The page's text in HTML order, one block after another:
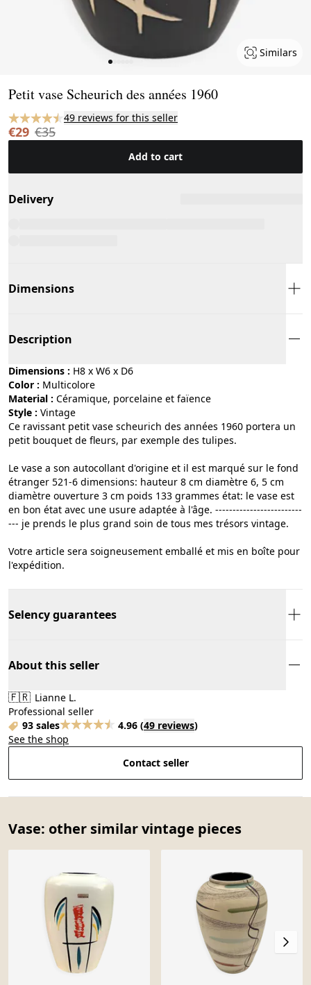
Similars
Petit vase Scheurich des années 1960
49 reviews for this seller
€29 €35
Add to cart
Delivery
Dimensions
Description
Dimensions : H8 x W6 x D6
Color :
multicolore
Material :
céramique, porcelaine et faïence
Style :
vintage
Ce ravissant petit vase scheurich des années 1960 portera un
petit bouquet de fleurs, par exemple des tulipes.
Le vase a son autocollant d'origine et il est marqué sur le fond
étranger 521-6 dimensions: hauteur 8 cm diamètre 6, 5 cm
diamètre ouverture 3 cm poids 133 grammes état: le vase est
en bon état avec une usure adaptée à l'âge. -------------------------
--- je prends le plus grand soin de tous mes trésors vintage.
Votre article sera soigneusement emballé et mis en boîte pour
l'expédition.
Selency guarantees
About this seller
🇫🇷 Lianne L.
Professional seller
93 sales
4.96 (49 reviews)
See the shop
Contact seller
Vase: other similar vintage pieces